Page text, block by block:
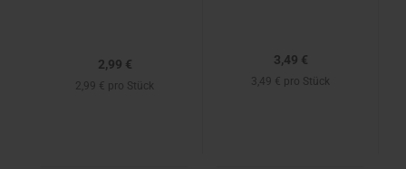
2,99 €
2,99 € pro Stück
3,49 €
3,49 € pro Stück